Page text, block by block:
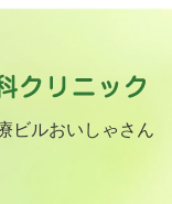
ビルおいしゃさん